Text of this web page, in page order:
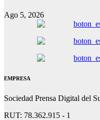
Ago 5, 2026
EMPRESA
Sociedad Prensa Digital del
RUT: 78.362.915 - 1